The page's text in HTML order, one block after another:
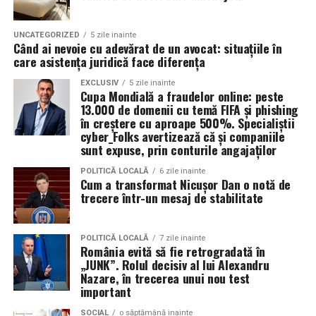
USVO 5W30?
Tipul deulei de motor Ravenol
recomandat pentru numeroase motoare moderne care
necesită un ulei 5W30 cu aprobări OEM specifice.
În funcție de specificațiile constructorului, poate fi
utilizat pe vehicule ale unor mărci precum:
Mercedes-Benz;
Volkswagen;
Audi;
Skoda;
Seat;
Porsche;
de vedere ecologic și ajută la protejarea resurselor
naturale.
Impactul pozitiv asupra imaginii evenimentului
Alegerea unor soluții ecologice, precum tipul ecologic
de toaletă, poate aduce beneficii semnificative imaginii
unui eveniment. Într-o eră în care participanții devin din
ce în ce mai conștienți de problemele de mediu,
organizatorii care aleg să adopte soluții sustenabile, cum
ar fi închirierea toaletelor din gama ecologică, pot
câștiga aprecierea publicului.
Aceasta nu doar că îmbunătățește percepția față de
eveniment, dar poate și atrage mai mulți participanți
care sunt interesați de susținerea unor cauze ecologice.
Promovând un eveniment “verde”, organizatorii pot
atrage atenția asupra angajamentului față de protejarea
mediului și față de responsabilitatea socială.
UNCATEGORIZED 5 zile inainte
Când ai nevoie cu adevărat de un avocat: situațiile în
care asistența juridică face diferența
EXCLUSIV 5 zile inainte
Cupa Mondială a fraudelor online: peste
13.000 de domenii cu temă FIFA și phishing
în creștere cu aproape 500%. Specialiștii
cyber_Folks avertizează că și companiile
sunt expuse, prin conturile angajaților
POLITICĂ LOCALĂ 6 zile inainte
Cum a transformat Nicușor Dan o notă de
trecere într-un mesaj de stabilitate
POLITICĂ LOCALĂ 7 zile inainte
România evită să fie retrogradată în
„JUNK”. Rolul decisiv al lui Alexandru
Nazare, în trecerea unui nou test
important
SOCIAL o săptămână inainte